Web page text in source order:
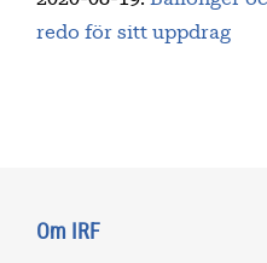
redo för sitt uppdrag
Om IRF